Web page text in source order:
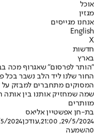
אוכל
מגזין
אנחנו מגייסים
English
X
חדשות
בארץ
"הותר לפרסום" שאגרוף מכה
החור שלנו ליד הלב נשבר
המסוקים מתחברים למבזק על
שמה שמחזיק אותנו בין אותה
מוותרים
בת-חן אפשטיין אליאס
29/5/2024, 21:00
,עודכן08:10
0השמעה